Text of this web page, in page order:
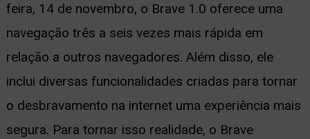
feira, 14 de novembro, o Brave 1.0 oferece uma
navegação três a seis vezes mais rápida em
relação a outros navegadores. Além disso, ele
inclui diversas funcionalidades criadas para tornar
o desbravamento na internet uma experiência mais
segura. Para tornar isso realidade, o Brave